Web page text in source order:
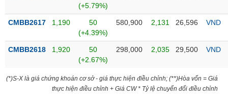
sơ
doanh
Tin
kiện
(+5.79%)
CMBB2617 1,190
50
(+4.39%)
580,900 2,131 26,596 VND
CMBB2618 1,920
50
(+2.67%)
298,000 2,035 29,500 VND
(*)S-X là giá chứng khoán cơ sở - giá thực hiện điều chỉnh; (**)Hòa vốn = Giá
thực hiện điều chỉnh + Giá CW * Tỷ lệ chuyển đổi điều chỉnh
VẬT
CÔNG